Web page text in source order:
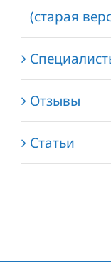
(старая
Отзывы
Статьи